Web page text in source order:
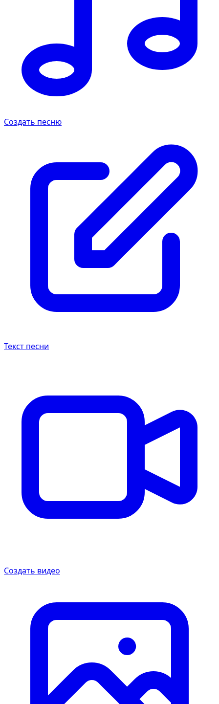
Создать песню
Текст песни
Создать видео